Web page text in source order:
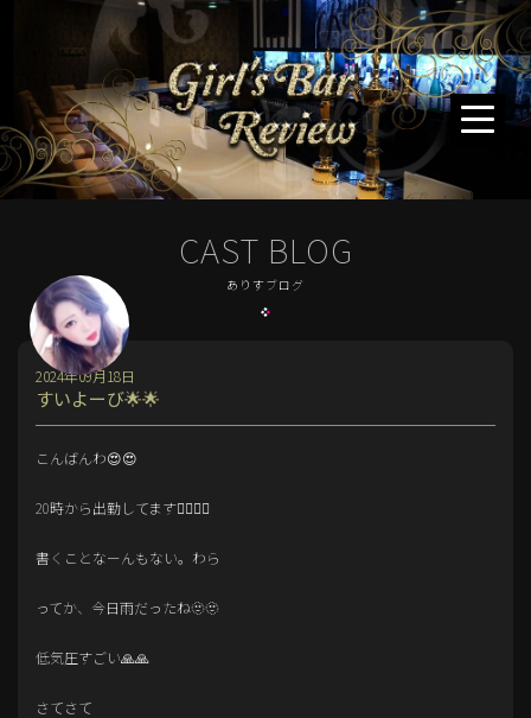
CAST BLOG
ありすブログ
すいよーび🌟🌟
2024年09月18日
こんばんわ😍😍
20時から出勤してます🙇‍♀️🙇‍♀️
書くことなーんもない。わら
ってか、今日雨だったね🫥🫥
低気圧すごい🙏🙏
さてさて